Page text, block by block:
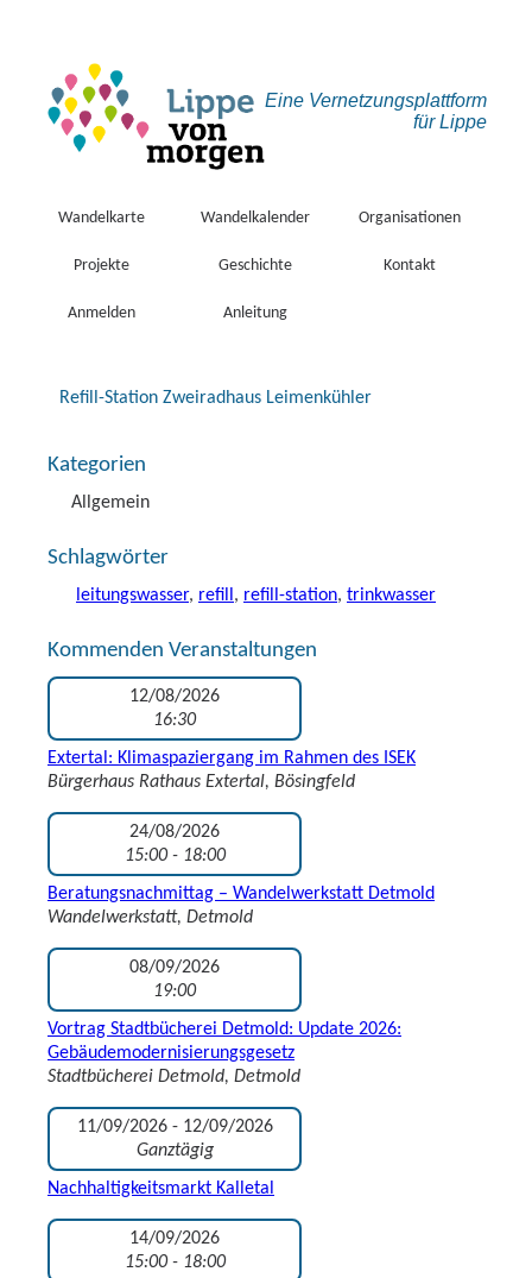
Eine Vernetzungs­plattform
für Lippe
Wandelkarte Wandelkalender Organisationen
Projekte Geschichte Kontakt
Anmelden Anleitung
Refill-Station Zweiradhaus Leimenkühler
Kategorien
Allgemein
Schlagwörter
leitungswasser, refill , refill-station, trinkwasser
Kommenden Veranstaltungen
12/08/2026
16:30
Extertal: Klimaspaziergang im Rahmen des ISEK
Bürgerhaus Rathaus Extertal, Bösingfeld
24/08/2026
15:00 - 18:00
Beratungsnachmittag – Wandelwerkstatt Detmold
Wandelwerkstatt, Detmold
08/09/2026
19:00
Vortrag Stadtbücherei Detmold: Update 2026:
Gebäudemodernisierungsgesetz
Stadtbücherei Detmold, Detmold
11/09/2026 - 12/09/2026
Ganztägig
Nachhaltigkeitsmarkt Kalletal
14/09/2026
15:00 - 18:00